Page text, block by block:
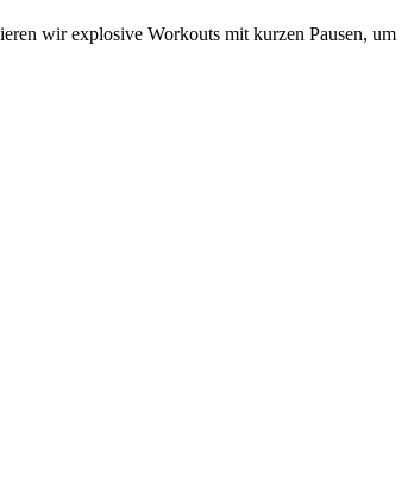
wir explosive Workouts mit kurzen Pausen, um